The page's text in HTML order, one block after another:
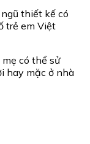
thiết kế có
trẻ em Việt
có thể sử
hay mặc ở nhà